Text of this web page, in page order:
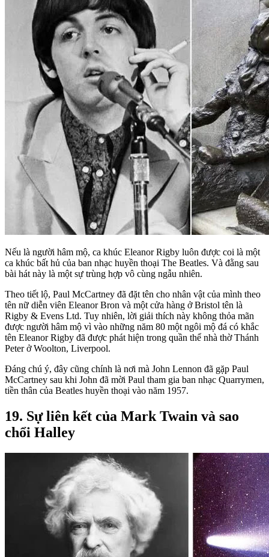
Nếu là người hâm mộ, ca khúc Eleanor Rigby luôn được coi là một
ca khúc bất hủ của ban nhạc huyền thoại The Beatles. Và đằng sau
bài hát này là một sự trùng hợp vô cùng ngẫu nhiên.
Theo tiết lộ, Paul McCartney đã đặt tên cho nhân vật của mình theo
tên nữ diễn viên Eleanor Bron và một cửa hàng ở Bristol tên là
Rigby & Evens Ltd. Tuy nhiên, lời giải thích này không thỏa mãn
được người hâm mộ vì vào những năm 80 một ngôi mộ đá có khắc
tên Eleanor Rigby đã được phát hiện trong quần thể nhà thờ Thánh
Peter ở Woolton, Liverpool.
Đáng chú ý, đây cũng chính là nơi mà John Lennon đã gặp Paul
McCartney sau khi John đã mời Paul tham gia ban nhạc Quarrymen,
tiền thân của Beatles huyền thoại vào năm 1957.
19. Sự liên kết của Mark Twain và sao
chổi Halley